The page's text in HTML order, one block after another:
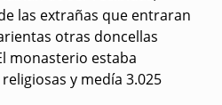
las extrañas que entraran
otras doncellas
monasterio estaba
y medía 3.025